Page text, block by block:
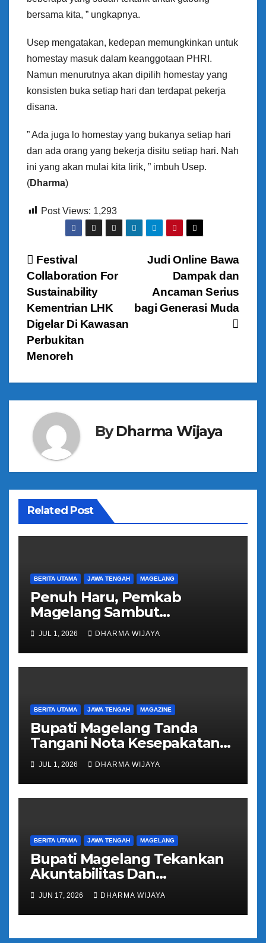
bersama kita, ” ungkapnya.
Usep mengatakan, kedepan memungkinkan untuk
homestay masuk dalam keanggotaan PHRI.
Namun menurutnya akan dipilih homestay yang
konsisten buka setiap hari dan terdapat pekerja
disana.
” Ada juga lo homestay yang bukanya setiap hari
dan ada orang yang bekerja disitu setiap hari. Nah
ini yang akan mulai kita lirik, ” imbuh Usep.
(Dharma)
Post Views: 1,293
N
a
v
i
g
a
p
s
Judi Online Bawa
Dampak dan
Ancaman Serius
bagi Generasi Muda
Festival
Collaboration For
Sustainability
Kementrian LHK
Digelar Di Kawasan
Perbukitan
Menoreh
ByDharma Wijaya
Related Post
BERITA UTAMA JAWA TENGAH MAGELANG
Penuh Haru, Pemkab
Magelang Sambut
Kepulangan Jemaah Haji
Kloter 81
JUL 1, 2026 DHARMA WIJAYA
BERITA UTAMA JAWA TENGAH MAGAZINE
Bupati Magelang Tanda
Tangani Nota Kesepakatan
Pengalihan Pelayanan
Regident Di Kecamatan
Bandongan
JUL 1, 2026 DHARMA WIJAYA
BERITA UTAMA JAWA TENGAH MAGELANG
Bupati Magelang Tekankan
Akuntabilitas Dan
Tranparansi Pengelolaan
Bantuan Keuangan Parpol
JUN 17, 2026 DHARMA WIJAYA